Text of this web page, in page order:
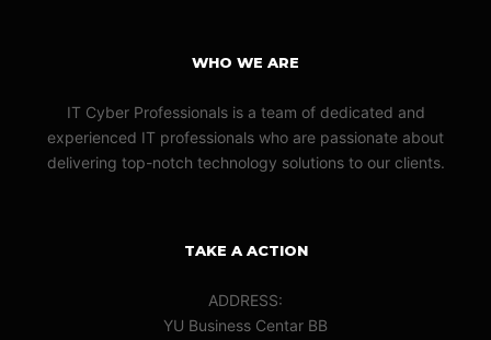
WHO WE ARE
IT Cyber Professionals is a team of dedicated and
experienced IT professionals who are passionate about
delivering top-notch technology solutions to our clients.
TAKE A ACTION
ADDRESS:
YU Business Centar BB